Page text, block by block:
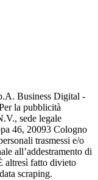
Business Digital -
la pubblicità
sede legale
46, 20093 Cologno
trasmessi e/o
all’addestramento di
altresì fatto divieto
scraping.